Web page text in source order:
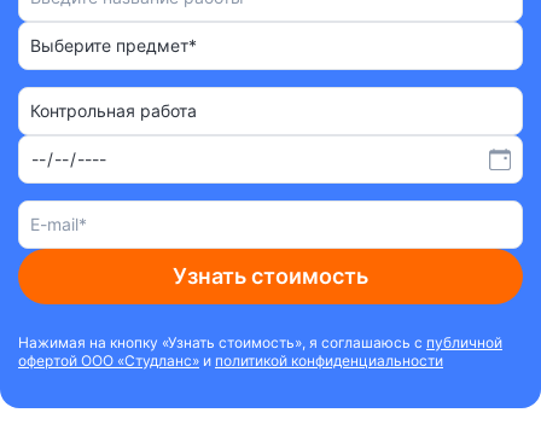
Выберите предмет*
Контрольная работа
Узнать стоимость
Нажимая на кнопку «Узнать стоимость», я соглашаюсь с публичной
офертой ООО «Студланс» и политикой конфиденциальности